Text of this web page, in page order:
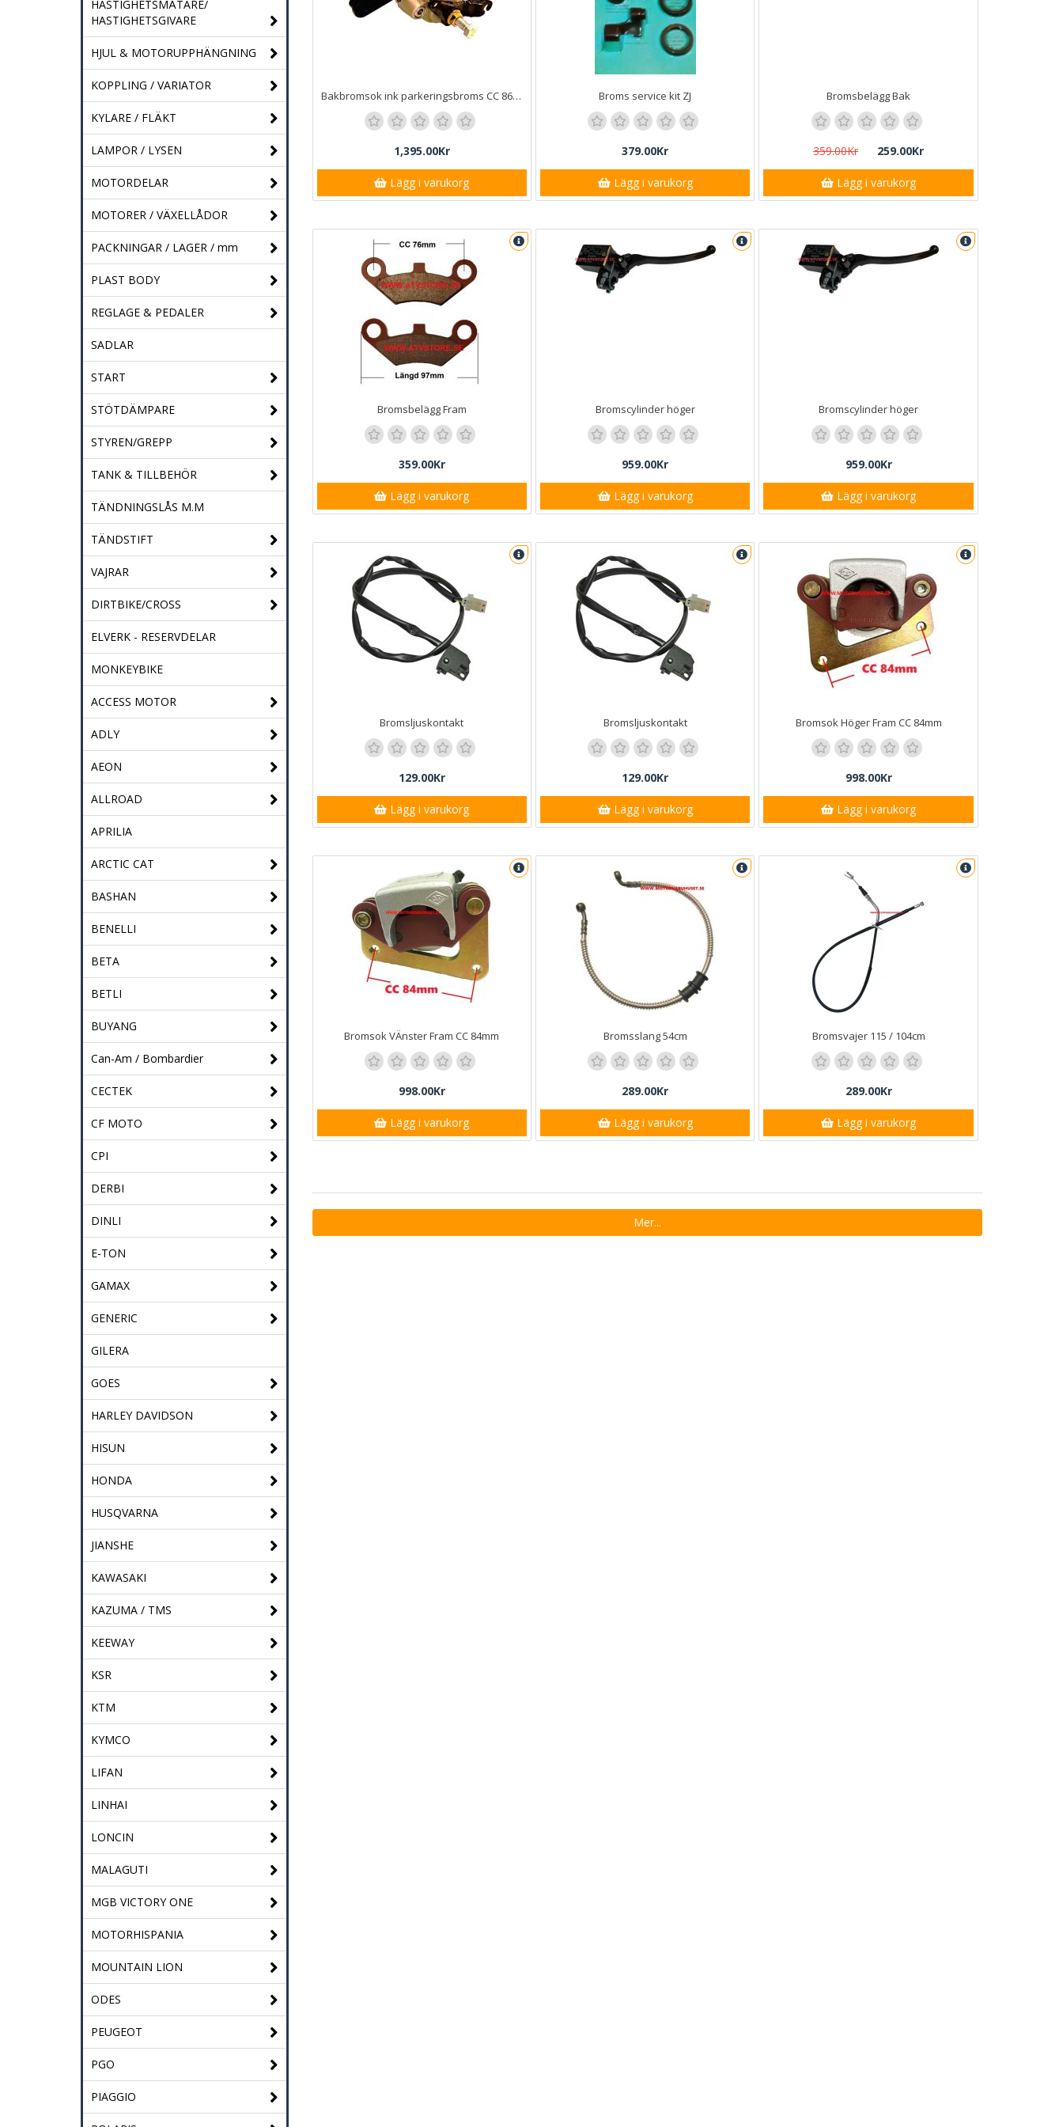
HASTIGHETSMÄTARE/
HASTIGHETSGIVARE
HJUL & MOTORUPPHÄNGNING
KOPPLING / VARIATOR
KYLARE / FLÄKT
LAMPOR / LYSEN
MOTORDELAR
MOTORER / VÄXELLÅDOR
PACKNINGAR / LAGER / mm
PLAST BODY
REGLAGE & PEDALER
SADLAR
START
STÖTDÄMPARE
STYREN/GREPP
TANK & TILLBEHÖR
TÄNDNINGSLÅS M.M
TÄNDSTIFT
VAJRAR
DIRTBIKE/CROSS
ELVERK - RESERVDELAR
MONKEYBIKE
ACCESS MOTOR
ADLY
AEON
ALLROAD
APRILIA
ARCTIC CAT
BASHAN
BENELLI
BETA
BETLI
BUYANG
Can-Am / Bombardier
CECTEK
CF MOTO
CPI
DERBI
DINLI
E-TON
GAMAX
GENERIC
GILERA
GOES
HARLEY DAVIDSON
HISUN
HONDA
HUSQVARNA
JIANSHE
KAWASAKI
KAZUMA / TMS
KEEWAY
KSR
KTM
KYMCO
LIFAN
LINHAI
LONCIN
MALAGUTI
MGB VICTORY ONE
MOTORHISPANIA
MOUNTAIN LION
ODES
PEUGEOT
PGO
PIAGGIO
Bakbromsok ink parkeringsbroms CC 86mm
1,395.00Kr
Lägg i varukorg
Broms service kit ZJ
379.00Kr
Lägg i varukorg
Bromsbelägg Bak
359.00Kr 259.00Kr
Lägg i varukorg
Bromsbelägg Fram
359.00Kr
Lägg i varukorg
Bromscylinder höger
959.00Kr
Lägg i varukorg
Bromscylinder höger
959.00Kr
Lägg i varukorg
Bromsljuskontakt
129.00Kr
Lägg i varukorg
Bromsljuskontakt
129.00Kr
Lägg i varukorg
Bromsok Höger Fram CC 84mm
998.00Kr
Lägg i varukorg
Bromsok VÄnster Fram CC 84mm
998.00Kr
Lägg i varukorg
Bromsslang 54cm
289.00Kr
Lägg i varukorg
Bromsvajer 115 / 104cm
289.00Kr
Lägg i varukorg
Mer...